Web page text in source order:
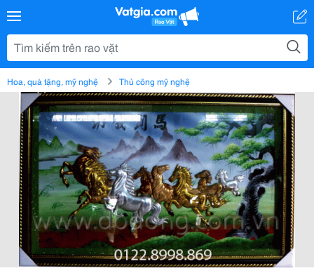
Hoa, quà tặng, mỹ nghệ Thủ công mỹ nghệ